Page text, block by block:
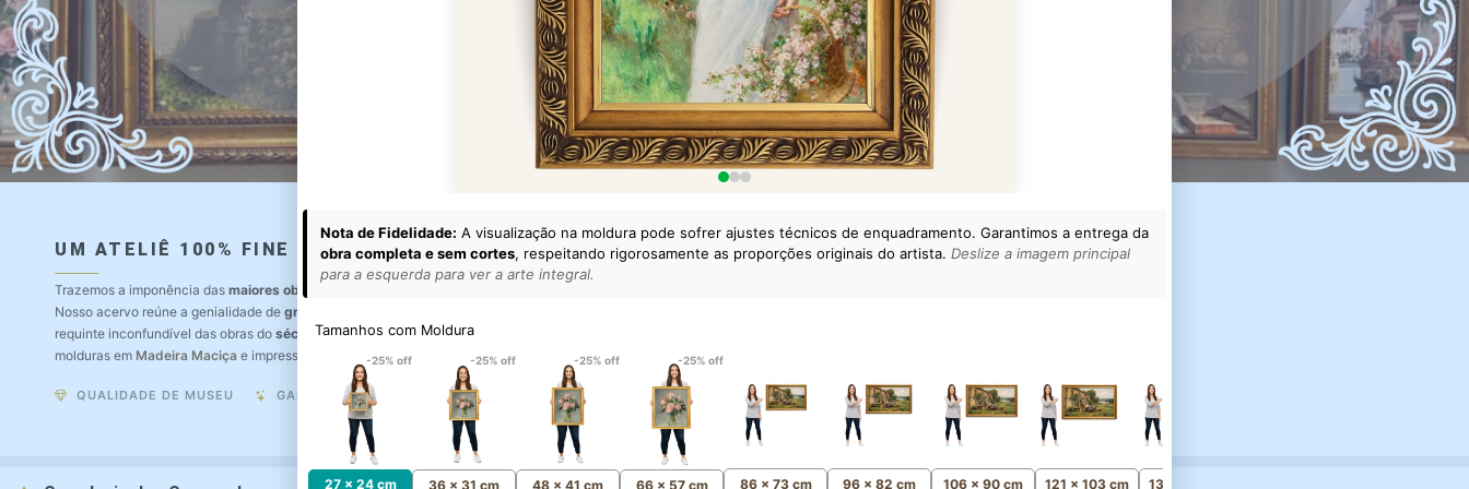
UM ATELIÊ 100% FINE ART
Trazemos a imponência das maiores obras de arte do mundo
Nosso acervo reúne a genialidade de grandes pintores renomados
requinte inconfundível das obras do século XIX. Produção artesanal em
molduras em Madeira Maciça e impressão com Pigmentação Mineral.
QUALIDADE DE MUSEU GARANTIA ETERNA
Nota de Fidelidade: A visualização na moldura pode sofrer ajustes técnicos de enquadramento. Garantimos a entrega da
obra completa e sem cortes, respeitando rigorosamente as proporções originais do artista. Deslize a imagem principal
para a esquerda para ver a arte integral.
Tamanhos com Moldura
-25% off
27 x 24 cm
-25% off
36 x 31 cm
-25% off
48 x 41 cm
-25% off
66 x 57 cm 86 x 73 cm 96 x 82 cm 106 x 90 cm 121 x 103 cm 136 x 116 cm